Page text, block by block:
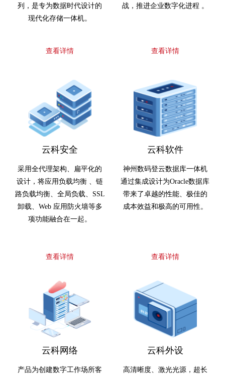
列，是专为数据时代设计的
现代化存储一体机。
查看详情
战，推进企业数字化进程 。
查看详情
云科安全
采用全代理架构、扁平化的
设计，将应用负载均衡 、链
路负载均衡、全局负载、SSL
卸载、Web 应用防火墙等多
项功能融合在一起。
查看详情
云科软件
神州数码登云数据库一体机
通过集成设计为Oracle数据库
带来了卓越的性能、极佳的
成本效益和极高的可用性。
查看详情
云科网络
产品为创建数字工作场所客
云科外设
高清晰度、激光光源，超长